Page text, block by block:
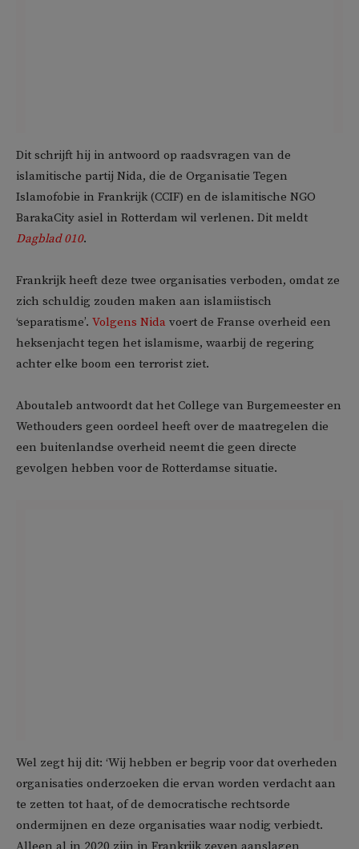
Dit schrijft hij in antwoord op raadsvragen van de
islamitische partij Nida, die de Organisatie Tegen
Islamofobie in Frankrijk (CCIF) en de islamitische NGO
BarakaCity asiel in Rotterdam wil verlenen. Dit meldt
Dagblad 010.
Frankrijk heeft deze twee organisaties verboden, omdat ze
zich schuldig zouden maken aan islamiistisch
‘separatisme’. Volgens Nida voert de Franse overheid een
heksenjacht tegen het islamisme, waarbij de regering
achter elke boom een terrorist ziet.
Aboutaleb antwoordt dat het College van Burgemeester en
Wethouders geen oordeel heeft over de maatregelen die
een buitenlandse overheid neemt die geen directe
gevolgen hebben voor de Rotterdamse situatie.
Wel zegt hij dit: ‘Wij hebben er begrip voor dat overheden
organisaties onderzoeken die ervan worden verdacht aan
te zetten tot haat, of de democratische rechtsorde
ondermijnen en deze organisaties waar nodig verbiedt.